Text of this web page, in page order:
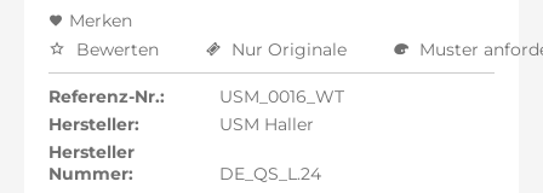
Merken
Bewerten
Nur Originale Muster
Referenz-Nr.:
USM_0016_WT
Hersteller:
USM Haller
Hersteller
Nummer:
DE_QS_L.24